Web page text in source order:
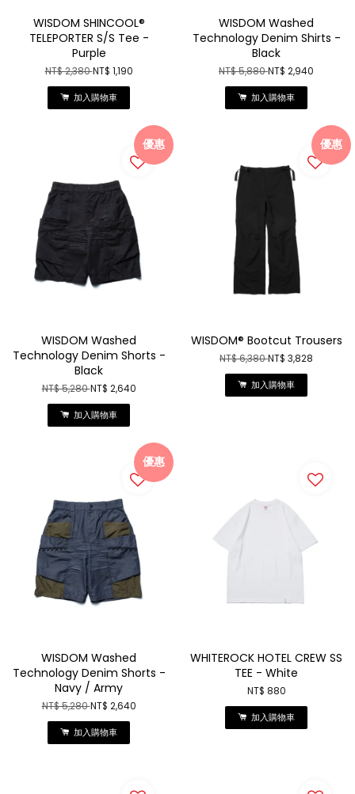
WISDOM SHINCOOL®
TELEPORTER S/S Tee -
Purple
NT$ 2,380NT$ 1,190
加入購物車
WISDOM Washed
Technology Denim Shirts -
Black
NT$ 5,880NT$ 2,940
加入購物車
優惠
WISDOM Washed
Technology Denim Shorts -
Black
NT$ 5,280NT$ 2,640
加入購物車
優惠
WISDOM® Bootcut Trousers
NT$ 6,380NT$ 3,828
加入購物車
優惠
WISDOM Washed
Technology Denim Shorts -
Navy / Army
NT$ 5,280NT$ 2,640
加入購物車
WHITEROCK HOTEL CREW SS
TEE - White
NT$ 880
加入購物車